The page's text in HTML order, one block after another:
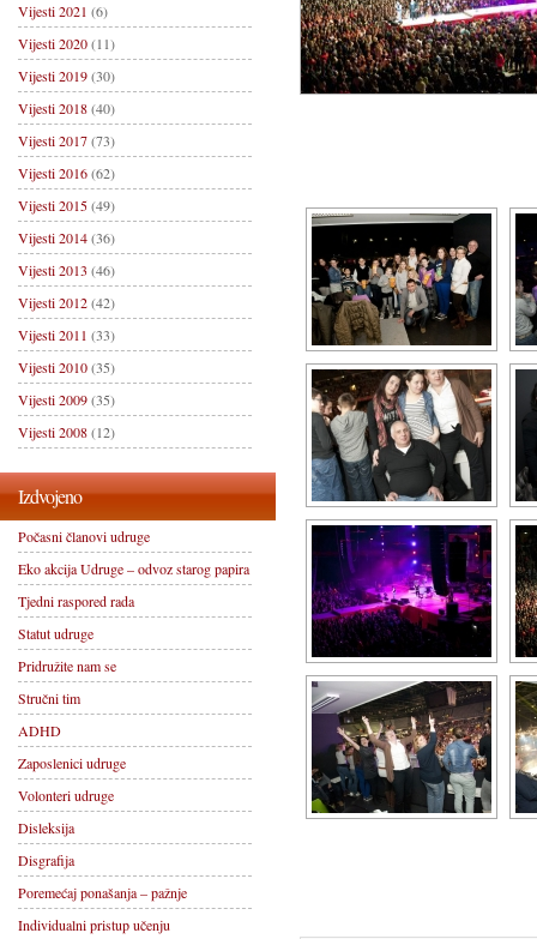
Vijesti 2021 (6)
Vijesti 2020(11)
Vijesti 2019(30)
Vijesti 2018(40)
Vijesti 2017(73)
Vijesti 2016(62)
Vijesti 2015(49)
Vijesti 2014(36)
Vijesti 2013 (46)
Vijesti 2012(42)
Vijesti 2011 (33)
Vijesti 2010(35)
Vijesti 2009(35)
Vijesti 2008(12)
Izdvojeno
Počasni članovi udruge
Eko akcija Udruge – odvoz starog papira
Tjedni raspored rada
Statut udruge
Pridružite nam se
Stručni tim
ADHD
Zaposlenici udruge
Volonteri udruge
Disleksija
Disgrafija
Poremećaj ponašanja – pažnje
Individualni pristup učenju